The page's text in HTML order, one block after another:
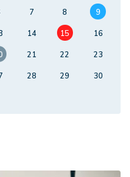
7 8
9
14 15
16
21 22
23
28 29
30